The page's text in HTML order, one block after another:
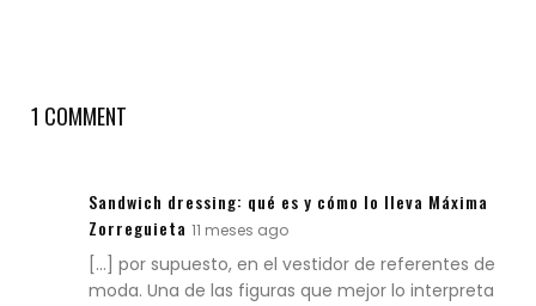
1 COMMENT
Sandwich dressing: qué es y cómo lo lleva Máxima
Zorreguieta 11 meses ago
[…] por supuesto, en el vestidor de referentes de
moda. Una de las figuras que mejor lo interpreta